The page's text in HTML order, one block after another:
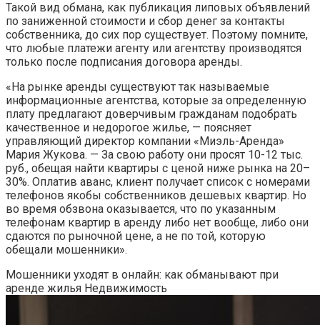
Такой вид обмана, как публикация липовых объявлений
по заниженной стоимости и сбор денег за контакты
собственника, до сих пор существует. Поэтому помните,
что любые платежи агенту или агентству производятся
только после подписания договора аренды.
«На рынке аренды существуют так называемые
информационные агентства, которые за определенную
плату предлагают доверчивым гражданам подобрать
качественное и недорогое жилье, — поясняет
управляющий директор компании «Миэль-Аренда»
Мария Жукова. — За свою работу они просят 10-12 тыс.
руб., обещая найти квартиры с ценой ниже рынка на 20–
30%. Оплатив аванс, клиент получает список с номерами
телефонов якобы собственников дешевых квартир. Но
во время обзвона оказывается, что по указанным
телефонам квартир в аренду либо нет вообще, либо они
сдаются по рыночной цене, а не по той, которую
обещали мошенники».
Мошенники уходят в онлайн: как обманывают при
аренде жилья Недвижимость